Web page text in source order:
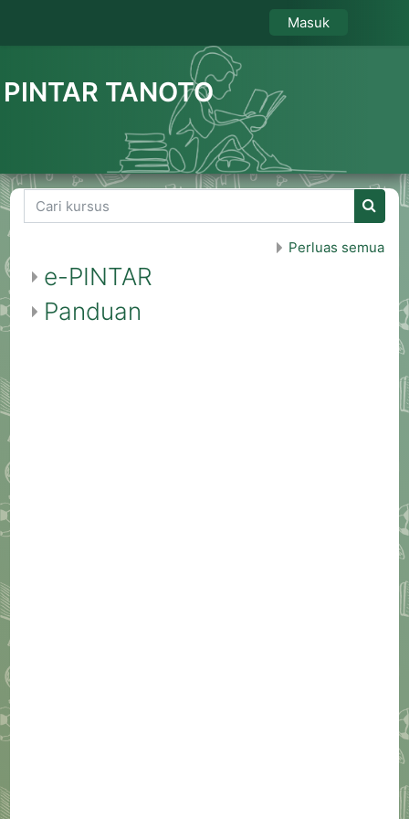
PINTAR TANOTO
Cari kursus
Cari
Perluas semua
e-PINTAR
Panduan